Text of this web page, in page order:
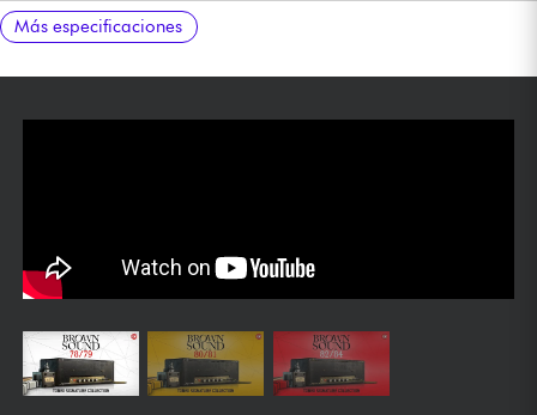
Interfaz de audio USB de 24 bits/44,1 kHz
Salida de auriculares estéreo (mediante cable TRS)
Convertidores de 24 bits/192 kHz de ruido ultrabajo.
Respuesta en frecuencia 5 Hz-24 kHz
Rango dinámico de 123 dB
Conexión USB/interfaz de audio de 24 bits/44,1 kHz
Alimentación mediante 9 V CC, 120 mA (opcional) o USB-C
48 mm/1,89" (ancho) x 94 mm/3,7" (fondo) x 53 mm/2,09" (alto)
160 g
Software Tonex SE disponible para descarga gratuita
Manual:
https://g1.ikmultimedia.com/html/Manuals/TONEXONE/
Más especificaciones